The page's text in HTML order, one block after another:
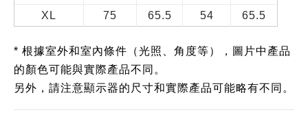
XL
75 65.5 54 65.5
* 根據室外和室內條件（光照、角度等），圖片中產品
的顏色可能與實際產品不同。
另外，請注意顯示器的尺寸和實際產品可能略有不同。